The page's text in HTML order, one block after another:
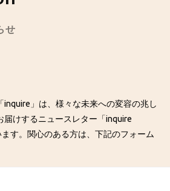
せ
inquire」は、様々な未来への変容の兆し
届けするニュースレター「inquire
す。関心のある方は、下記のフォーム